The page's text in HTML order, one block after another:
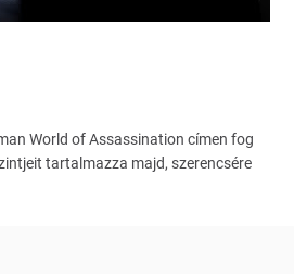
World of Assassination címen fog
tartalmazza majd, szerencsére